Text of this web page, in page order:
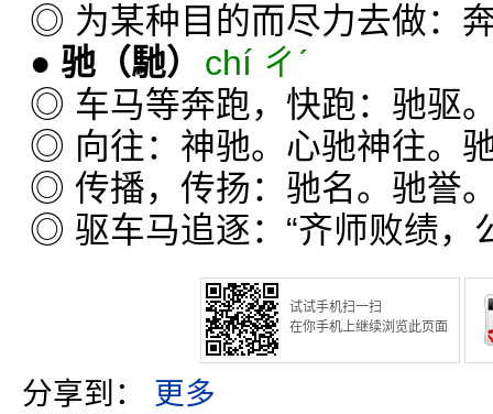
◎ 为某种目的而尽力去做：
● 驰 （馳）
chí ㄔˊ
◎ 车马等奔跑，快跑：驰驱
◎ 向往：神驰。心驰神往。
◎ 传播，传扬：驰名。驰誉
◎ 驱车马追逐：“齐师败绩，
试试手机扫一扫
在你手机上继续浏览此页面
分享到： 更多